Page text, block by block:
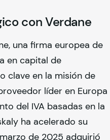
con Verdane
una firma europea de
en capital de
clave en la misión de
líder en Europa
del IVA basadas en la
ha acelerado su
de 2025 adquirió